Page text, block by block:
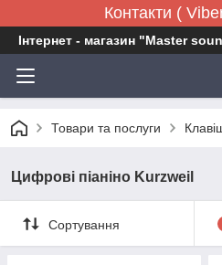
Контакти (
Інтернет - магазин "Master
Товари та послуги
Цифрові піаніно Kurzweil
Сортування